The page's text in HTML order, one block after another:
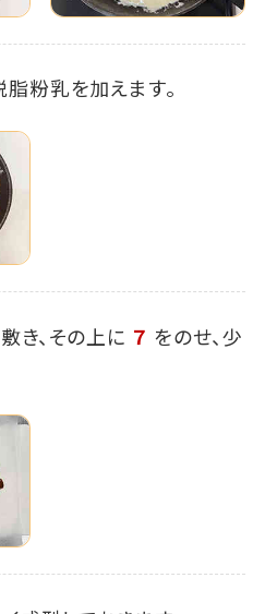
粉乳を加えます。
き、その上に ７ をのせ、少